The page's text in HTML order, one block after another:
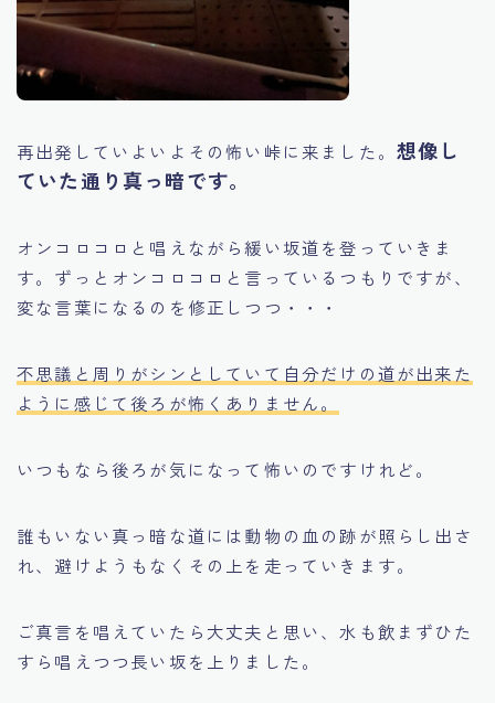
再出発していよいよその怖い峠に来ました。 想像し
ていた通り真っ暗です。
オンコロコロと唱えながら緩い坂道を登っていきま
す。ずっとオンコロコロと言っているつもりですが、
変な言葉になるのを修正しつつ・・・
不思議と周りがシンとしていて自分だけの道が出来た
ように感じて後ろが怖くありません。
いつもなら後ろが気になって怖いのですけれど。
誰もいない真っ暗な道には動物の血の跡が照らし出さ
れ、避けようもなくその上を走っていきます。
ご真言を唱えていたら大丈夫と思い、水も飲まずひた
すら唱えつつ長い坂を上りました。